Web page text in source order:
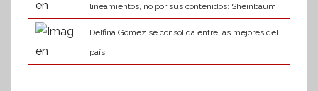
lineamientos, no por sus contenidos: Sheinbaum
Delfina Gómez se consolida entre las mejores del
país